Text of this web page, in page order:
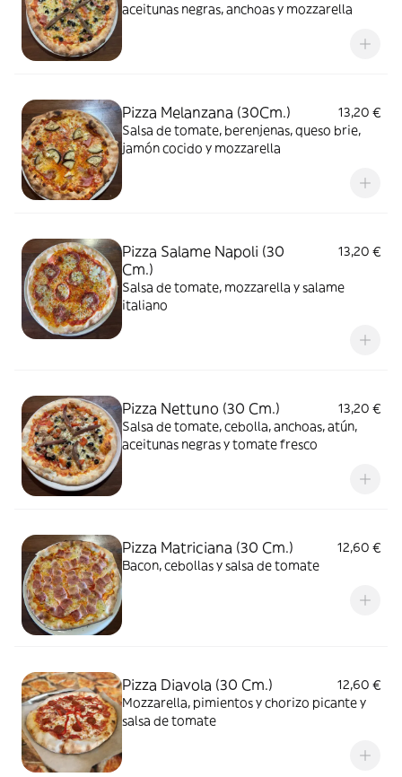
aceitunas negras, anchoas y mozzarella
Pizza Melanzana (30Cm.)
13,20 €
Salsa de tomate, berenjenas, queso brie,
jamón cocido y mozzarella
Pizza Salame Napoli (30
Cm.)
13,20 €
Salsa de tomate, mozzarella y salame
italiano
Pizza Nettuno (30 Cm.)
13,20 €
Salsa de tomate, cebolla, anchoas, atún,
aceitunas negras y tomate fresco
Pizza Matriciana (30 Cm.)
12,60 €
Bacon, cebollas y salsa de tomate
Pizza Diavola (30 Cm.)
12,60 €
Mozzarella, pimientos y chorizo picante y
salsa de tomate